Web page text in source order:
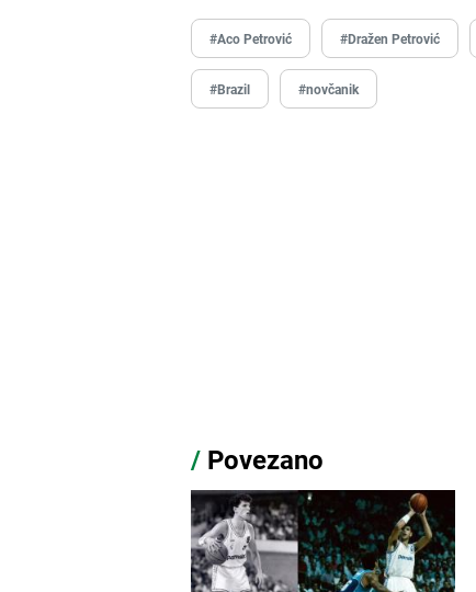
#Aco Petrović #Dražen Petrović
#Brazil #novčanik
/ Povezano